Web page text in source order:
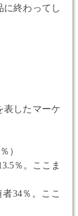
に終わってし
表したマーケ
）
％。ここま
34％。ここ